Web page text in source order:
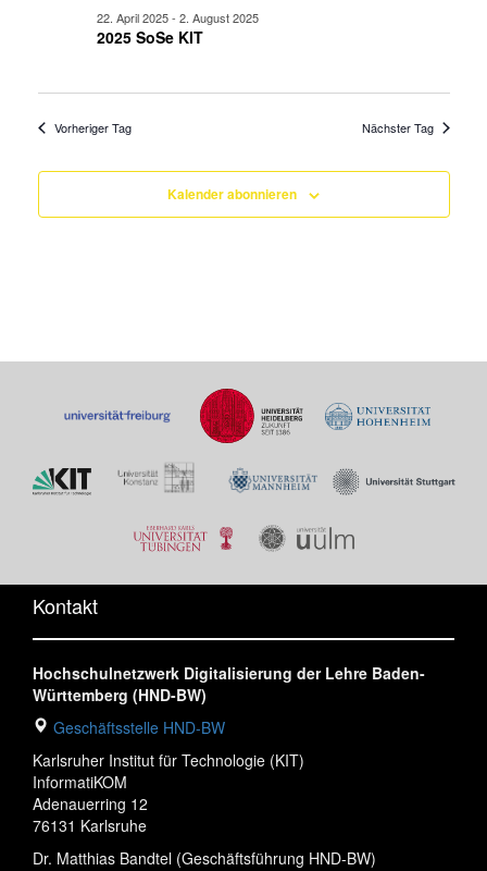
2025 SoSe KIT
22. April 2025- 2. August 2025
Vorheriger Tag Nächster Tag
Kalender abonnieren
Kontakt
Hochschulnetzwerk Digitalisierung der Lehre Baden-
Württemberg (HND-BW)
Geschäftsstelle HND-BW
Karlsruher Institut für Technologie (KIT)
InformatiKOM
Adenauerring 12
76131 Karlsruhe
Dr. Matthias Bandtel (Geschäftsführung HND-BW)